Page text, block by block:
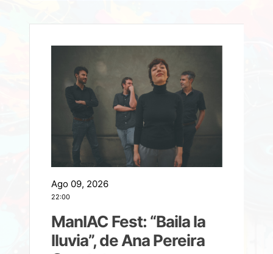
Ago 09, 2026
22:00
ManIAC Fest: “Baila la
lluvia”, de Ana Pereira